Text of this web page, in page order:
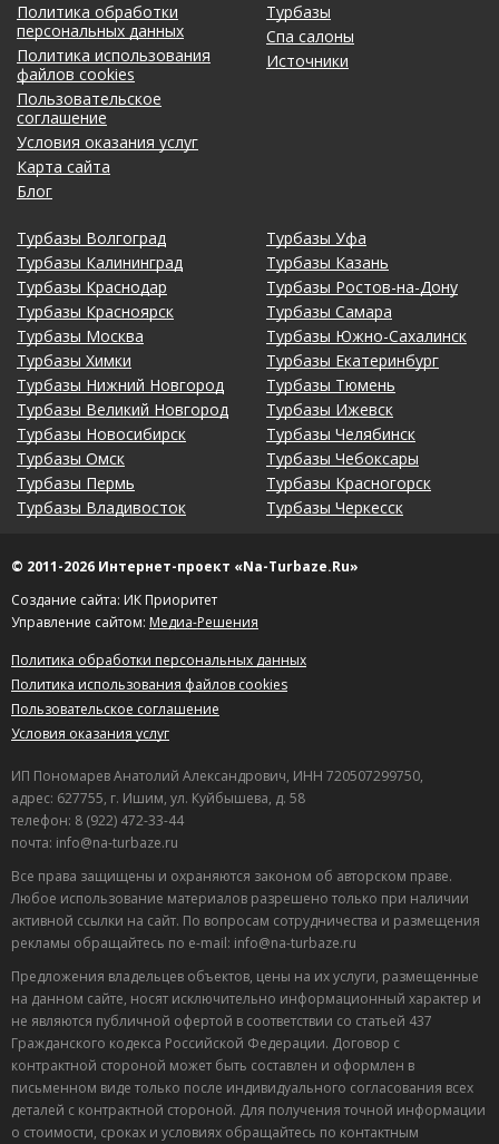
Политика обработки
персональных данных
Политика использования
файлов cookies
Пользовательское
соглашение
Условия оказания услуг
Карта сайта
Блог
Турбазы
Спа салоны
Источники
Турбазы Волгоград
Турбазы Калининград
Турбазы Краснодар
Турбазы Красноярск
Турбазы Москва
Турбазы Химки
Турбазы Нижний Новгород
Турбазы Великий Новгород
Турбазы Новосибирск
Турбазы Омск
Турбазы Пермь
Турбазы Владивосток
Турбазы Уфа
Турбазы Казань
Турбазы Ростов-на-Дону
Турбазы Самара
Турбазы Южно-Сахалинск
Турбазы Екатеринбург
Турбазы Тюмень
Турбазы Ижевск
Турбазы Челябинск
Турбазы Чебоксары
Турбазы Красногорск
Турбазы Черкесск
© 2011-2026 Интернет-проект «Na-Turbaze.Ru»
Создание сайта: ИК Приоритет
Управление сайтом: Медиа-Решения
Политика обработки персональных данных
Политика использования файлов cookies
Пользовательское соглашение
Условия оказания услуг
ИП Пономарев Анатолий Александрович, ИНН 720507299750,
адрес: 627755, г. Ишим, ул. Куйбышева, д. 58
телефон: 8 (922) 472-33-44
почта: info@na-turbaze.ru
Все права защищены и охраняются законом об авторском праве.
Любое использование материалов разрешено только при наличии
активной ссылки на сайт. По вопросам сотрудничества и размещения
рекламы обращайтесь по e-mail: info@na-turbaze.ru
Предложения владельцев объектов, цены на их услуги, размещенные
на данном сайте, носят исключительно информационный характер и
не являются публичной офертой в соответствии со статьей 437
Гражданского кодекса Российской Федерации. Договор с
контрактной стороной может быть составлен и оформлен в
письменном виде только после индивидуального согласования всех
деталей с контрактной стороной. Для получения точной информации
о стоимости, сроках и условиях обращайтесь по контактным